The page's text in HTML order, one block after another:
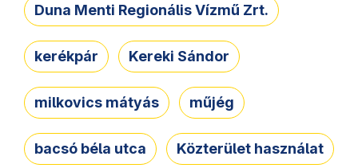
Duna Menti Regionális Vízmű Zrt.
kerékpár Kereki Sándor
milkovics mátyás műjég
bacsó béla utca Közterület használat